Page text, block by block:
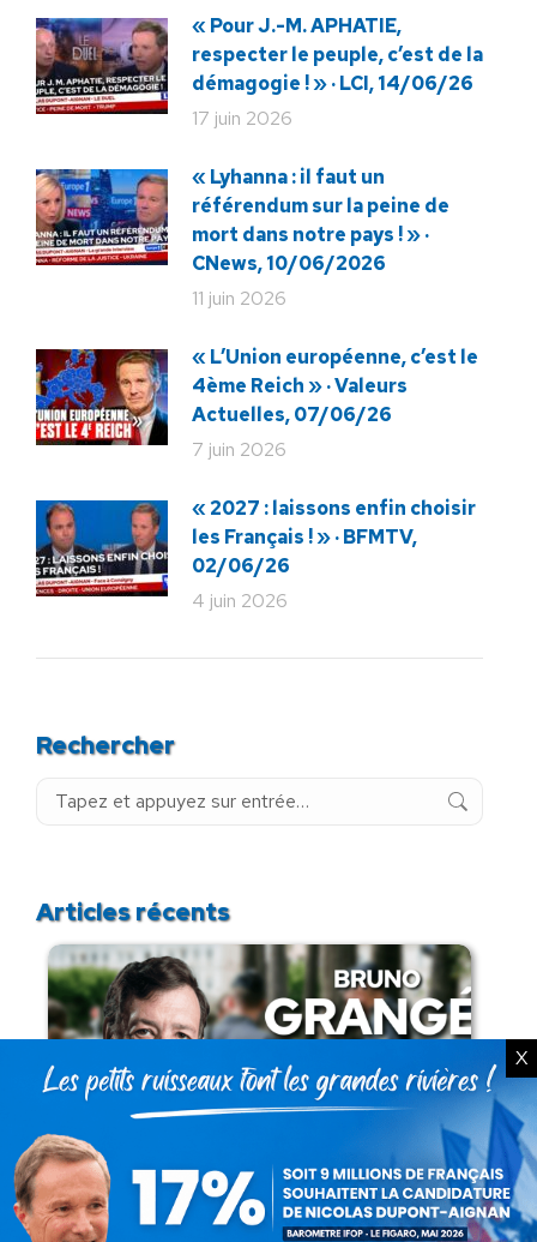
« Pour J.-M. APHATIE,
respecter le peuple, c’est de la
démagogie ! » · LCI, 14/06/26
17 juin 2026
« Lyhanna : il faut un
référendum sur la peine de
mort dans notre pays ! » ·
CNews, 10/06/2026
11 juin 2026
« L’Union européenne, c’est le
4ème Reich » · Valeurs
Actuelles, 07/06/26
7 juin 2026
« 2027 : laissons enfin choisir
les Français ! » · BFMTV,
02/06/26
4 juin 2026
Rechercher
Recherche
Articles récents
Présomption de légitimité de l’usage des
armes par les forces de l’ordre
X